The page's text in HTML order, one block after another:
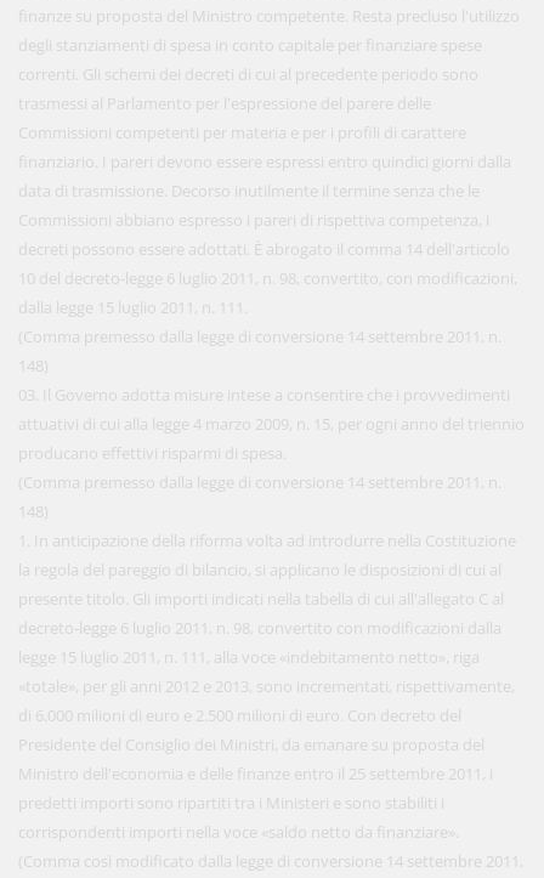
finanze su proposta del Ministro competente. Resta precluso l'utilizzo
degli stanziamenti di spesa in conto capitale per finanziare spese
correnti. Gli schemi dei decreti di cui al precedente periodo sono
trasmessi al Parlamento per l'espressione del parere delle
Commissioni competenti per materia e per i profili di carattere
finanziario. I pareri devono essere espressi entro quindici giorni dalla
data di trasmissione. Decorso inutilmente il termine senza che le
Commissioni abbiano espresso i pareri di rispettiva competenza, i
decreti possono essere adottati. È abrogato il comma 14 dell'articolo
10 del decreto-legge 6 luglio 2011, n. 98, convertito, con modificazioni,
dalla legge 15 luglio 2011, n. 111.
(Comma premesso dalla legge di conversione 14 settembre 2011, n.
148)
03. Il Governo adotta misure intese a consentire che i provvedimenti
attuativi di cui alla legge 4 marzo 2009, n. 15, per ogni anno del triennio
producano effettivi risparmi di spesa.
(Comma premesso dalla legge di conversione 14 settembre 2011, n.
148)
1. In anticipazione della riforma volta ad introdurre nella Costituzione
la regola del pareggio di bilancio, si applicano le disposizioni di cui al
presente titolo. Gli importi indicati nella tabella di cui all'allegato C al
decreto-legge 6 luglio 2011, n. 98, convertito con modificazioni dalla
legge 15 luglio 2011, n. 111, alla voce «indebitamento netto», riga
«totale», per gli anni 2012 e 2013, sono incrementati, rispettivamente,
di 6.000 milioni di euro e 2.500 milioni di euro. Con decreto del
Presidente del Consiglio dei Ministri, da emanare su proposta del
Ministro dell'economia e delle finanze entro il 25 settembre 2011, i
predetti importi sono ripartiti tra i Ministeri e sono stabiliti i
corrispondenti importi nella voce «saldo netto da finanziare».
(Comma così modificato dalla legge di conversione 14 settembre 2011,